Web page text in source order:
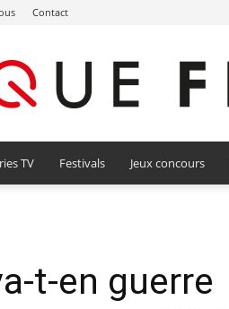
Contact
TV Festivals Jeux concours
t-en guerre